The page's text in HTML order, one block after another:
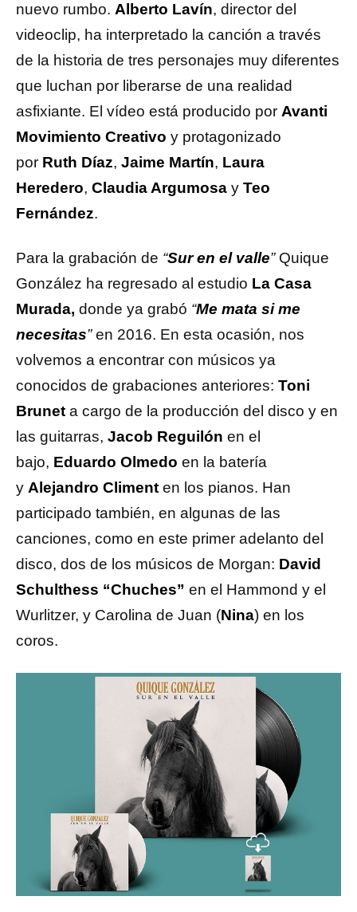
nuevo rumbo. Alberto Lavín, director del
videoclip, ha interpretado la canción a través
de la historia de tres personajes muy diferentes
que luchan por liberarse de una realidad
asfixiante. El vídeo está producido por Avanti
Movimiento Creativo y protagonizado
por Ruth Díaz, Jaime Martín, Laura
Heredero, Claudia Argumosa y Teo
Fernández.
Para la grabación de “Sur en el valle”Quique
González ha regresado al estudio La Casa
Murada, donde ya grabó “Me mata si me
necesitas”en 2016. En esta ocasión, nos
volvemos a encontrar con músicos ya
conocidos de grabaciones anteriores: Toni
Brunet a cargo de la producción del disco y en
las guitarras, Jacob Reguilón en el
bajo, Eduardo Olmedo en la batería
y Alejandro Climent en los pianos. Han
participado también, en algunas de las
canciones, como en este primer adelanto del
disco, dos de los músicos de Morgan: David
Schulthess “Chuches” en el Hammond y el
Wurlitzer, y Carolina de Juan (Nina) en los
coros.